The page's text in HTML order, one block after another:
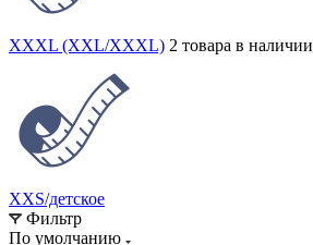
XXXL (XXL/XXXL) 2 товара в наличии
XXS/детское
Фильтр
По умолчанию